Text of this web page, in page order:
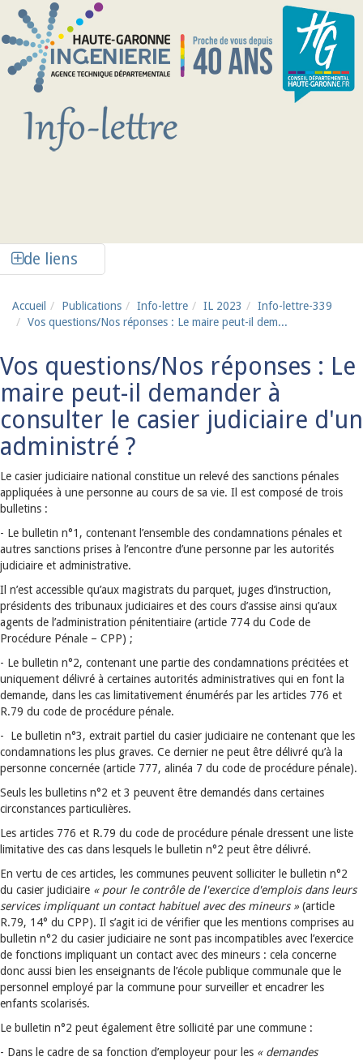
Aller au contenu principal
de liens
Accueil Publications Info-lettre IL 2023
Info-lettre-339
Vos questions/Nos réponses : Le maire peut-il dem...
Vos questions/Nos réponses : Le
maire peut-il demander à
consulter le casier judiciaire d'un
administré ?
Le casier judiciaire national constitue un relevé des sanctions pénales
appliquées à une personne au cours de sa vie. Il est composé de trois
bulletins :
- Le bulletin n°1, contenant l’ensemble des condamnations pénales et
autres sanctions prises à l’encontre d’une personne par les autorités
judiciaire et administrative.
Il n’est accessible qu’aux magistrats du parquet, juges d’instruction,
présidents des tribunaux judiciaires et des cours d’assise ainsi qu’aux
agents de l’administration pénitentiaire (article 774 du Code de
Procédure Pénale – CPP) ;
- Le bulletin n°2, contenant une partie des condamnations précitées et
uniquement délivré à certaines autorités administratives qui en font la
demande, dans les cas limitativement énumérés par les articles 776 et
R.79 du code de procédure pénale.
- Le bulletin n°3, extrait partiel du casier judiciaire ne contenant que les
condamnations les plus graves. Ce dernier ne peut être délivré qu’à la
personne concernée (article 777, alinéa 7 du code de procédure pénale).
Seuls les bulletins n°2 et 3 peuvent être demandés dans certaines
circonstances particulières.
Les articles 776 et R.79 du code de procédure pénale dressent une liste
limitative des cas dans lesquels le bulletin n°2 peut être délivré.
En vertu de ces articles, les communes peuvent solliciter le bulletin n°2
du casier judiciaire « pour le contrôle de l'exercice d'emplois dans leurs
services impliquant un contact habituel avec des mineurs » (article
R.79, 14° du CPP). Il s’agit ici de vérifier que les mentions comprises au
bulletin n°2 du casier judiciaire ne sont pas incompatibles avec l’exercice
de fonctions impliquant un contact avec des mineurs : cela concerne
donc aussi bien les enseignants de l’école publique communale que le
personnel employé par la commune pour surveiller et encadrer les
enfants scolarisés.
Le bulletin n°2 peut également être sollicité par une commune :
- Dans le cadre de sa fonction d’employeur pour les « demandes